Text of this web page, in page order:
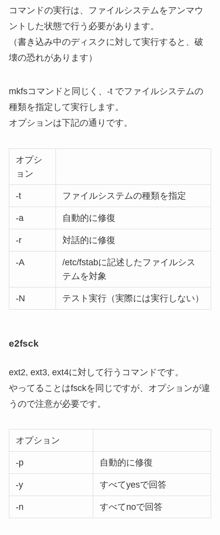
コマンドの実行は、ファイルシステムをアンマウ
ントした状態で行う必要があります。
（書き込み中のディスクに対して実行すると、破
壊の恐れがあります）
mkfsコマンドと同じく、-t でファイルシステムの
種類を指定して実行します。
オプションは下記の通りです。
オプシ
ョン
-t ファイルシステムの種類を指定
-a 自動的に修復
-r 対話的に修復
-A
/etc/fstabに記述したファイルシス
テムを対象
-N テスト実行（実際には実行しない）
e2fsck
ext2, ext3, ext4に対して行うコマンドです。
やってることはfsckを同じですが、オプションが違
うので注意が必要です。
オプション
-p 自動的に修復
-y すべてyesで回答
-n すべてnoで回答